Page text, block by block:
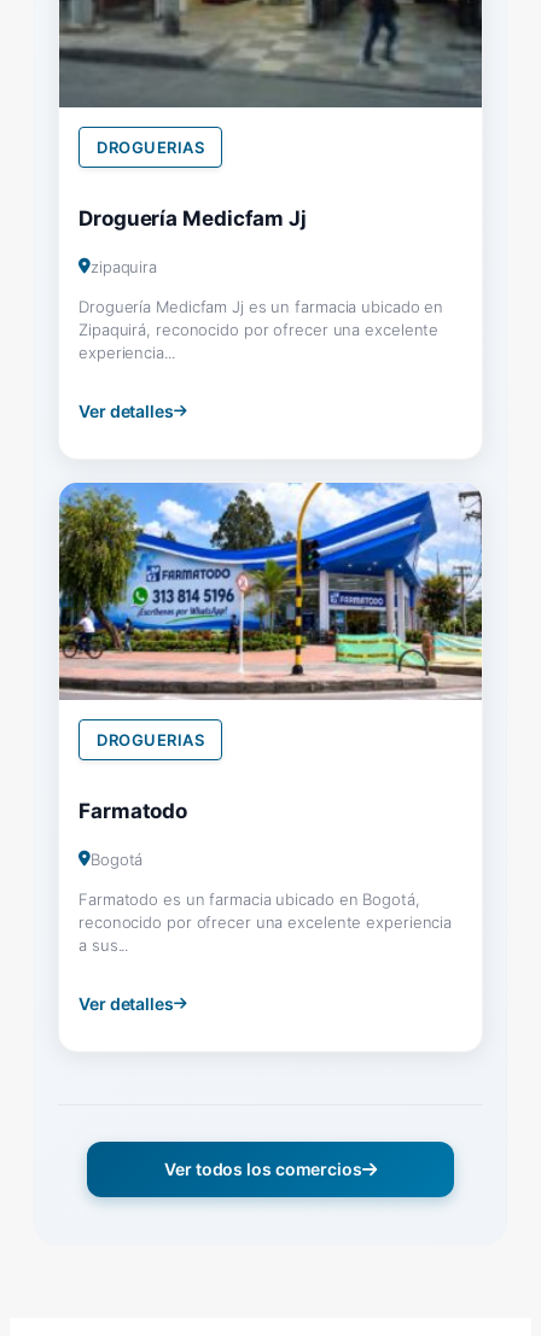
DROGUERIAS
Droguería Medicfam Jj
zipaquira
Droguería Medicfam Jj es un farmacia ubicado en
Zipaquirá, reconocido por ofrecer una excelente
experiencia...
Ver detalles
DROGUERIAS
Farmatodo
Bogotá
Farmatodo es un farmacia ubicado en Bogotá,
reconocido por ofrecer una excelente experiencia
a sus...
Ver detalles
Ver todos los comercios